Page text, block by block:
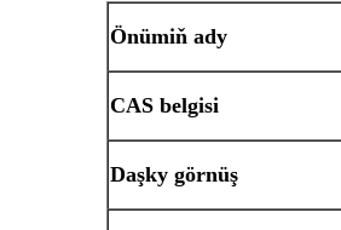
Önümiň ady
CAS belgisi
Daşky görnüş